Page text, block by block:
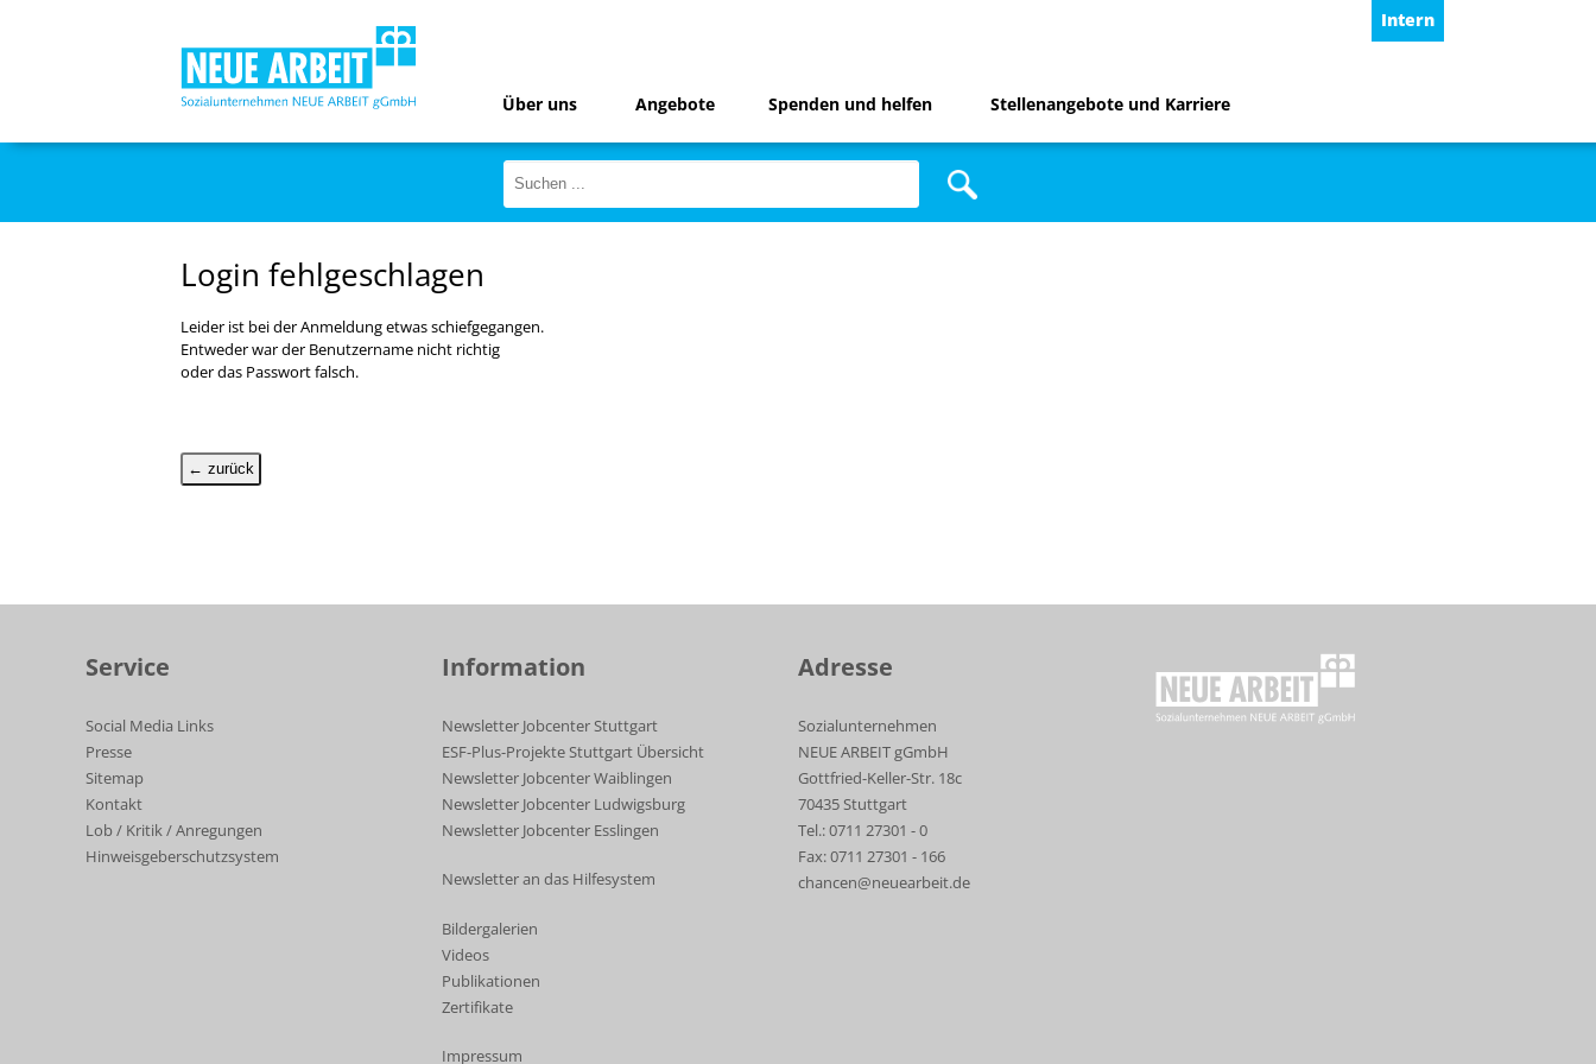
Über uns Angebote Spenden und helfen Stellenangebote und Karriere
Intern
Login fehlgeschlagen
Leider ist bei der Anmeldung etwas schiefgegangen.
Entweder war der Benutzername nicht richtig
oder das Passwort falsch.
← zurück
Service
Social Media Links
Presse
Sitemap
Kontakt
Lob / Kritik / Anregungen
Hinweisgeberschutzsystem
Information
Newsletter Jobcenter Stuttgart
ESF-Plus-Projekte Stuttgart Übersicht
Newsletter Jobcenter Waiblingen
Newsletter Jobcenter Ludwigsburg
Newsletter Jobcenter Esslingen
Newsletter an das Hilfesystem
Bildergalerien
Videos
Publikationen
Zertifikate
Impressum
Adresse
Sozialunternehmen
NEUE ARBEIT gGmbH
Gottfried-Keller-Str. 18c
70435 Stuttgart
Tel.: 0711 27301 - 0
Fax: 0711 27301 - 166
chancen@neuearbeit.de